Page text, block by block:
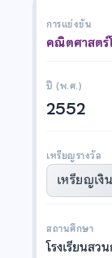
การแข่งขัน
คณิตศาสตร์
ปี (พ.ศ.)
2552
เหรียญรางวัล
เหรียญเงิน
สถานศึกษา
โรงเรียนสว